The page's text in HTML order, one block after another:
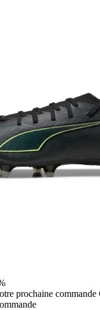
prochaine commande